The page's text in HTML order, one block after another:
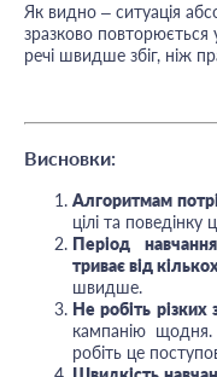
Як видно – ситуація
зразково
речі швидше збіг, ніж
Висновки:
Алгоритмам
цілі та поведінку
Період
триває від
швидше.
Не робіть різких
кампанію
робіть це